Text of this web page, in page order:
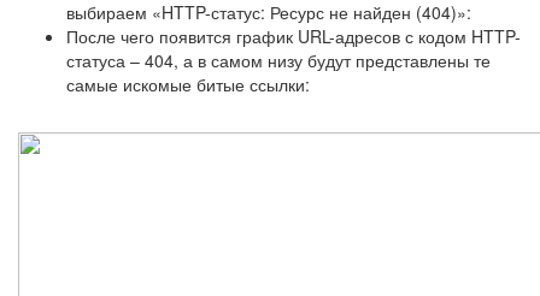
выбираем «HTTP-статус: Ресурс не найден (404)»:
После чего появится график URL-адресов с кодом HTTP-
статуса – 404, а в самом низу будут представлены те
самые искомые битые ссылки: